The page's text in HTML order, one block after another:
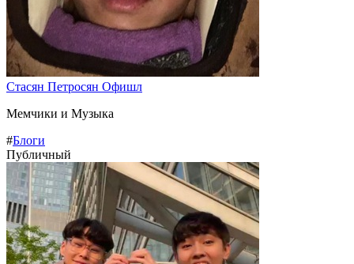
Стасян Петросян Офишл
Мемчики и Музыка
#Блоги
Публичный